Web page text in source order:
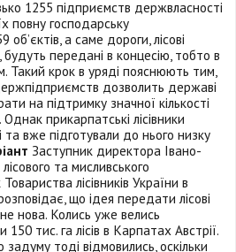
1255 підприємств держвласності
повну господарську
а саме дороги, лісові
передані в концесію, тобто в
Такий крок в уряді пояснюють тим,
дозволить державі
на підтримку значної кількості
прикарпатські лісівники
вже підготували до нього низку
Заступник директора Івано-
та мисливського
лісівників України в
що ідея передати лісові
нова. Колись уже велись
тис. га лісів в Карпатах Австрії.
тоді відмовились, оскільки